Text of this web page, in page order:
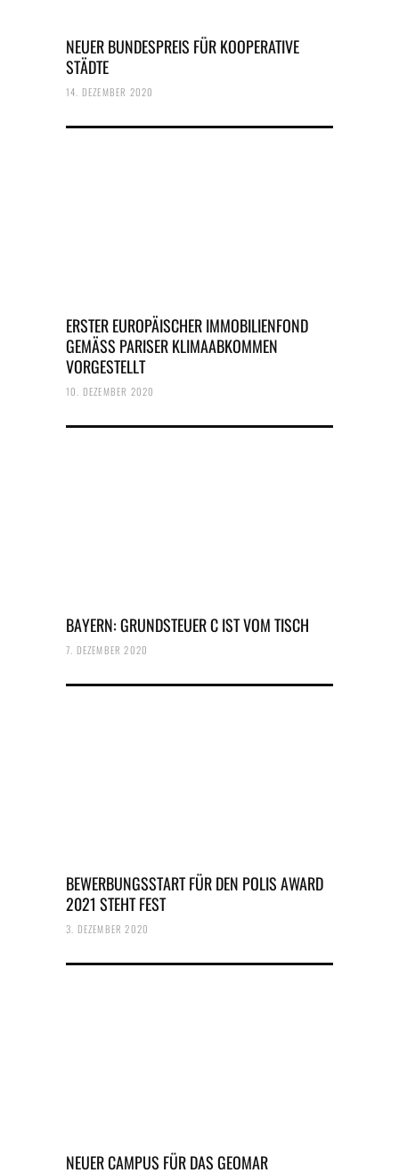
NEUER BUNDESPREIS FÜR KOOPERATIVE
STÄDTE
14. DEZEMBER 2020
ERSTER EUROPÄISCHER IMMOBILIENFOND
GEMÄSS PARISER KLIMAABKOMMEN
VORGESTELLT
10. DEZEMBER 2020
BAYERN: GRUNDSTEUER C IST VOM TISCH
7. DEZEMBER 2020
BEWERBUNGSSTART FÜR DEN POLIS AWARD
2021 STEHT FEST
3. DEZEMBER 2020
NEUER CAMPUS FÜR DAS GEOMAR